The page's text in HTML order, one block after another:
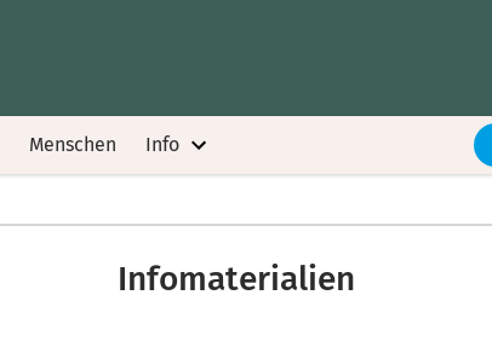
Menschen Info
Infomaterialien